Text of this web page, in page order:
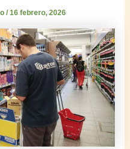
/16 febrero, 2026